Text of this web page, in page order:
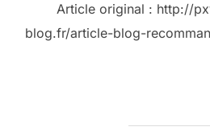
Article original : http://
blog.fr/article-blog-